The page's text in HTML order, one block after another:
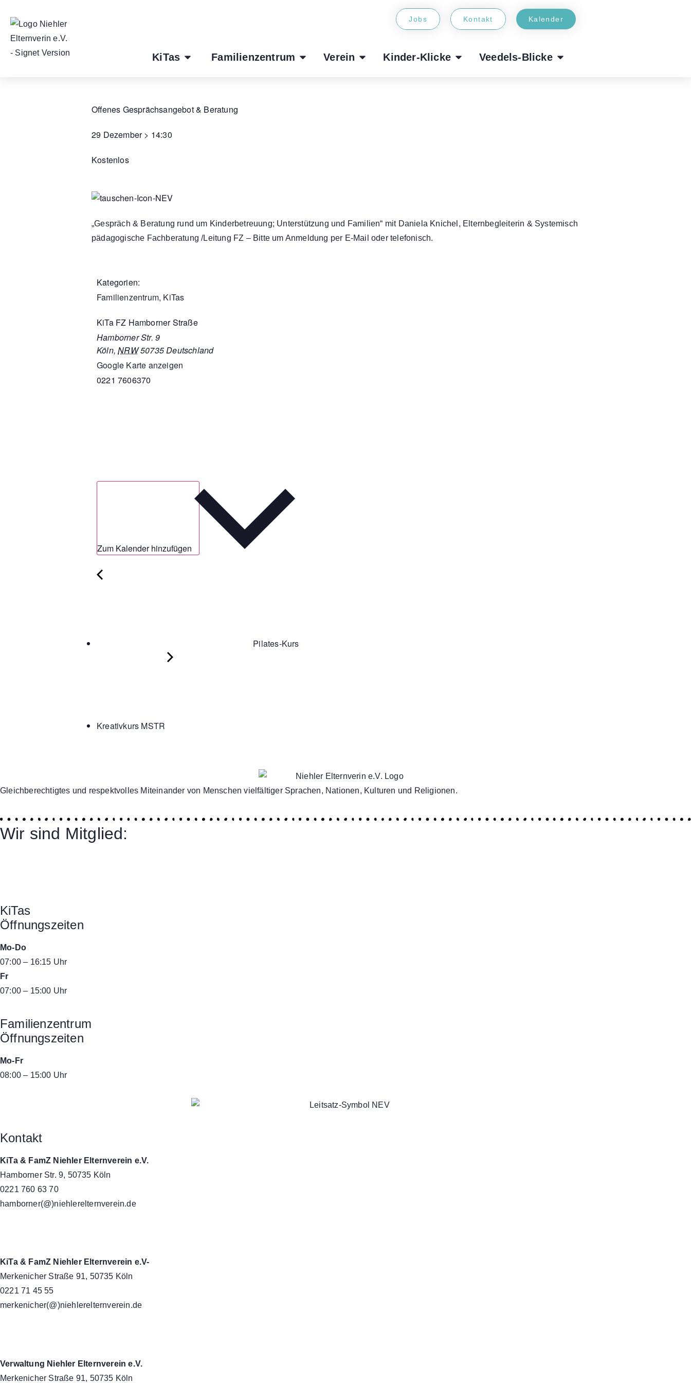
Jobs Kontakt Kalender
KiTas Familienzentrum Verein Kinder-Klicke Veedels-Blicke
Offenes Gesprächsangebot & Beratung
29 Dezember > 14:30
Kostenlos
„Gespräch & Beratung rund um Kinderbetreuung; Unterstützung und Familien“ mit Daniela Knichel, Elternbegleiterin & Systemisch
pädagogische Fachberatung /Leitung FZ – Bitte um Anmeldung per E-Mail oder telefonisch.
Kategorien:
Familienzentrum, KiTas
KiTa FZ Hamborner Straße
Hamborner Str. 9
Köln, NRW50735 Deutschland
Google Karte anzeigen
0221 7606370
Zum Kalender hinzufügen
Pilates-Kurs
Kreativkurs MSTR
Gleichberechtigtes und respektvolles Miteinander von Menschen vielfältiger Sprachen, Nationen, Kulturen und Religionen.
Wir sind Mitglied:
KiTas
Öffnungszeiten
Mo-Do
07:00 – 16:15 Uhr
Fr
07:00 – 15:00 Uhr
Familienzentrum
Öffnungszeiten
Mo-Fr
08:00 – 15:00 Uhr
Kontakt
KiTa & FamZ Niehler Elternverein e.V.
Hamborner Str. 9, 50735 Köln
0221 760 63 70
hamborner(@)niehlerelternverein.de
KiTa & FamZ Niehler Elternverein e.V-
Merkenicher Straße 91, 50735 Köln
0221 71 45 55
merkenicher(@)niehlerelternverein.de
Verwaltung Niehler Elternverein e.V.
Merkenicher Straße 91, 50735 Köln